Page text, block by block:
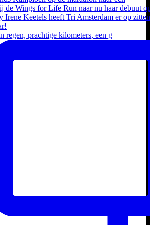
regen, prachtige kilometers, een g